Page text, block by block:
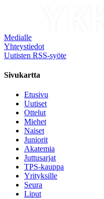
Medialle
Yhteystiedot
Uutisten RSS-syöte
Sivukartta
Etusivu
Uutiset
Ottelut
Miehet
Naiset
Juniorit
Akatemia
Juttusarjat
TPS-kauppa
Yrityksille
Seura
Liput